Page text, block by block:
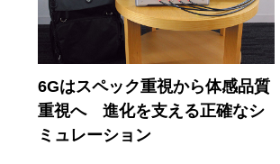
6Gはスペック重視から体感品質
重視へ 進化を支える正確なシ
ミュレーション